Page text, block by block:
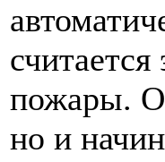
пожары.
но и